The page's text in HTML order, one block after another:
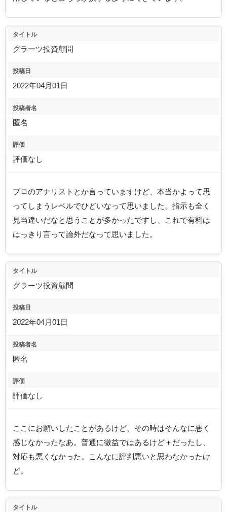
タイトル
グラーツ投資顧問
投稿日
2022年04月01日
投稿者名
匿名
評価
評価なし
プロのアナリストとか言っていますけど、本当かよって思
ってしまうレベルでひどいなって思いました。指示も全く
見当違いだなと思うことが多かったですし、これで有料は
はっきり言って論外だなって思いました。
タイトル
グラーツ投資顧問
投稿日
2022年04月01日
投稿者名
匿名
評価
評価なし
ここにお願いしたことがあるけど、その時はそんなに悪く
感じなかったなあ。普通に微益ではあるけど＋だったし、
対応も悪くなかった。こんなに評判悪いと思わなかったけ
ど。
タイトル